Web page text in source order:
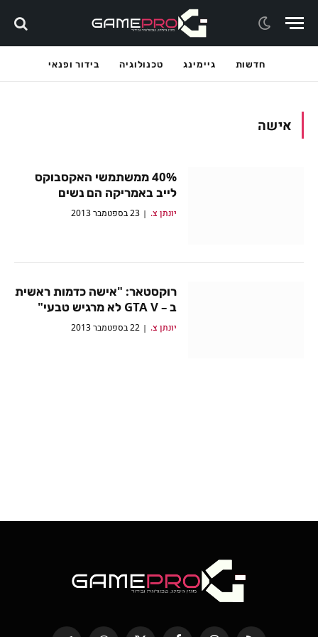
חדשות גיימינג טכנולוגיה בידור ופנאי
אישה
40% ממשתמשי האקסבוקס
לייב באמריקה הם נשים
יונתן צ. 23 בספטמבר 2013
רוקסטאר: "אישה כדמות ראשית
ב – GTA V לא מרגיש טבעי"
יונתן צ. 22 בספטמבר 2013